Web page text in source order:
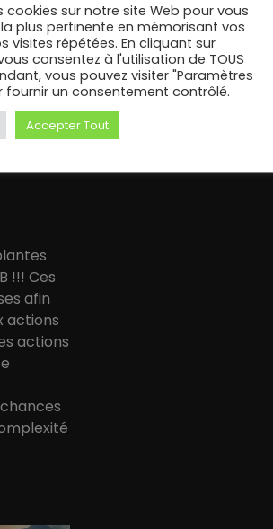
!!! Ces
afin
actions
actions
cookies sur notre site Web pour vous
plus pertinente en mémorisant vos
visites répétées. En cliquant sur
consentez à l'utilisation de TOUS
vous pouvez visiter "Paramètres
fournir un consentement contrôlé.
Accepter Tout